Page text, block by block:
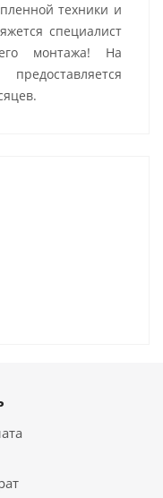
техники и
специалист
монтажа! На